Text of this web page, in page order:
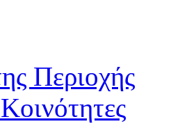
Περιοχής